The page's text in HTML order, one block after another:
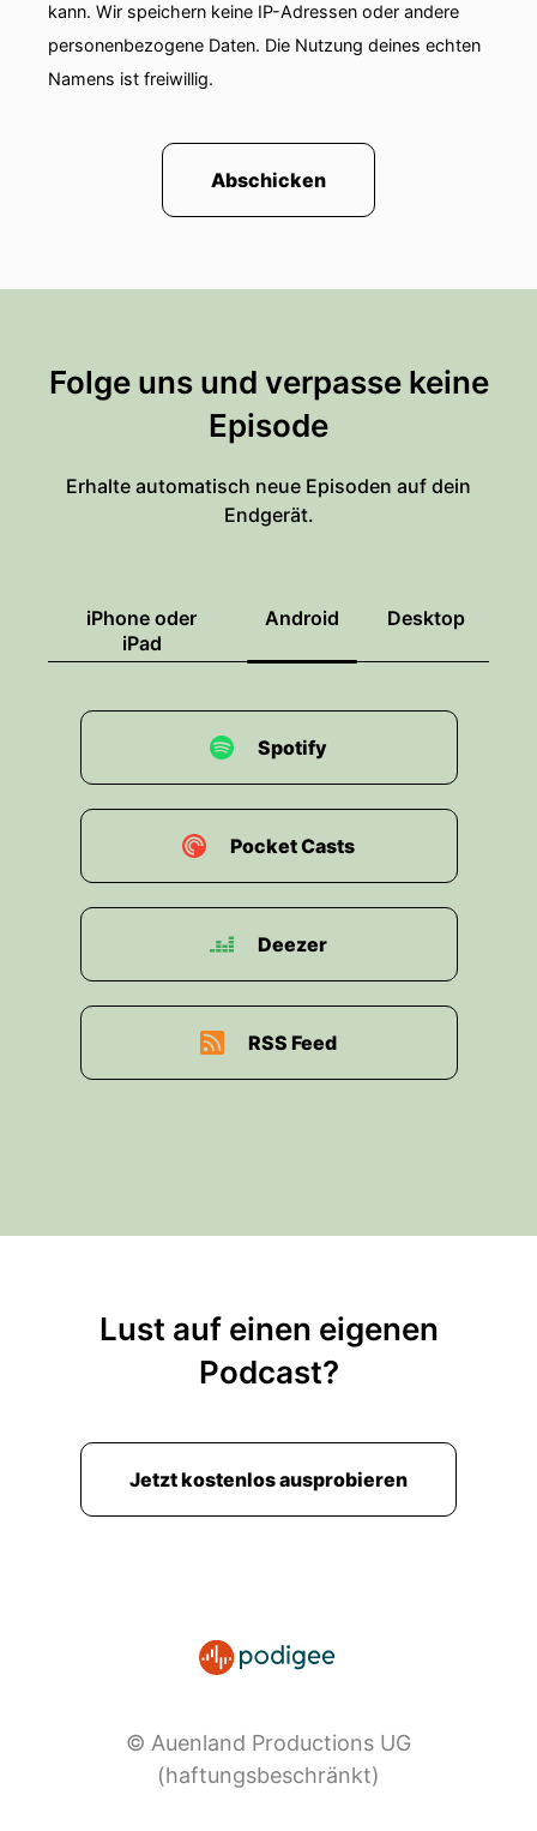
kann. Wir speichern keine IP-Adressen oder andere
personenbezogene Daten. Die Nutzung deines echten
Namens ist freiwillig.
Abschicken
Folge uns und verpasse keine
Episode
Erhalte automatisch neue Episoden auf dein
Endgerät.
iPhone oder
iPad
Android Desktop
Spotify
Pocket Casts
Deezer
RSS Feed
Lust auf einen eigenen
Podcast?
Jetzt kostenlos ausprobieren
© Auenland Productions UG
(haftungsbeschränkt)